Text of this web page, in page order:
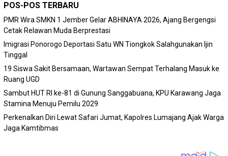
POS-POS TERBARU
PMR Wira SMKN 1 Jember Gelar ABHINAYA 2026, Ajang Bergengsi
Cetak Relawan Muda Berprestasi
Imigrasi Ponorogo Deportasi Satu WN Tiongkok Salahgunakan Ijin
Tinggal
19 Siswa Sakit Bersamaan, Wartawan Sempat Terhalang Masuk ke
Ruang UGD
Sambut HUT RI ke-81 di Gunung Sanggabuana, KPU Karawang Jaga
Stamina Menuju Pemilu 2029
Perkenalkan Diri Lewat Safari Jumat, Kapolres Lumajang Ajak Warga
Jaga Kamtibmas